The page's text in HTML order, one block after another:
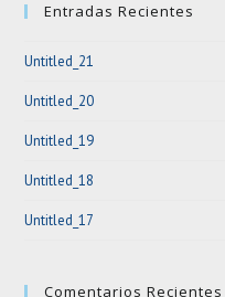
Entradas Recientes
Untitled_21
Untitled_20
Untitled_19
Untitled_18
Untitled_17
Comentarios Recientes